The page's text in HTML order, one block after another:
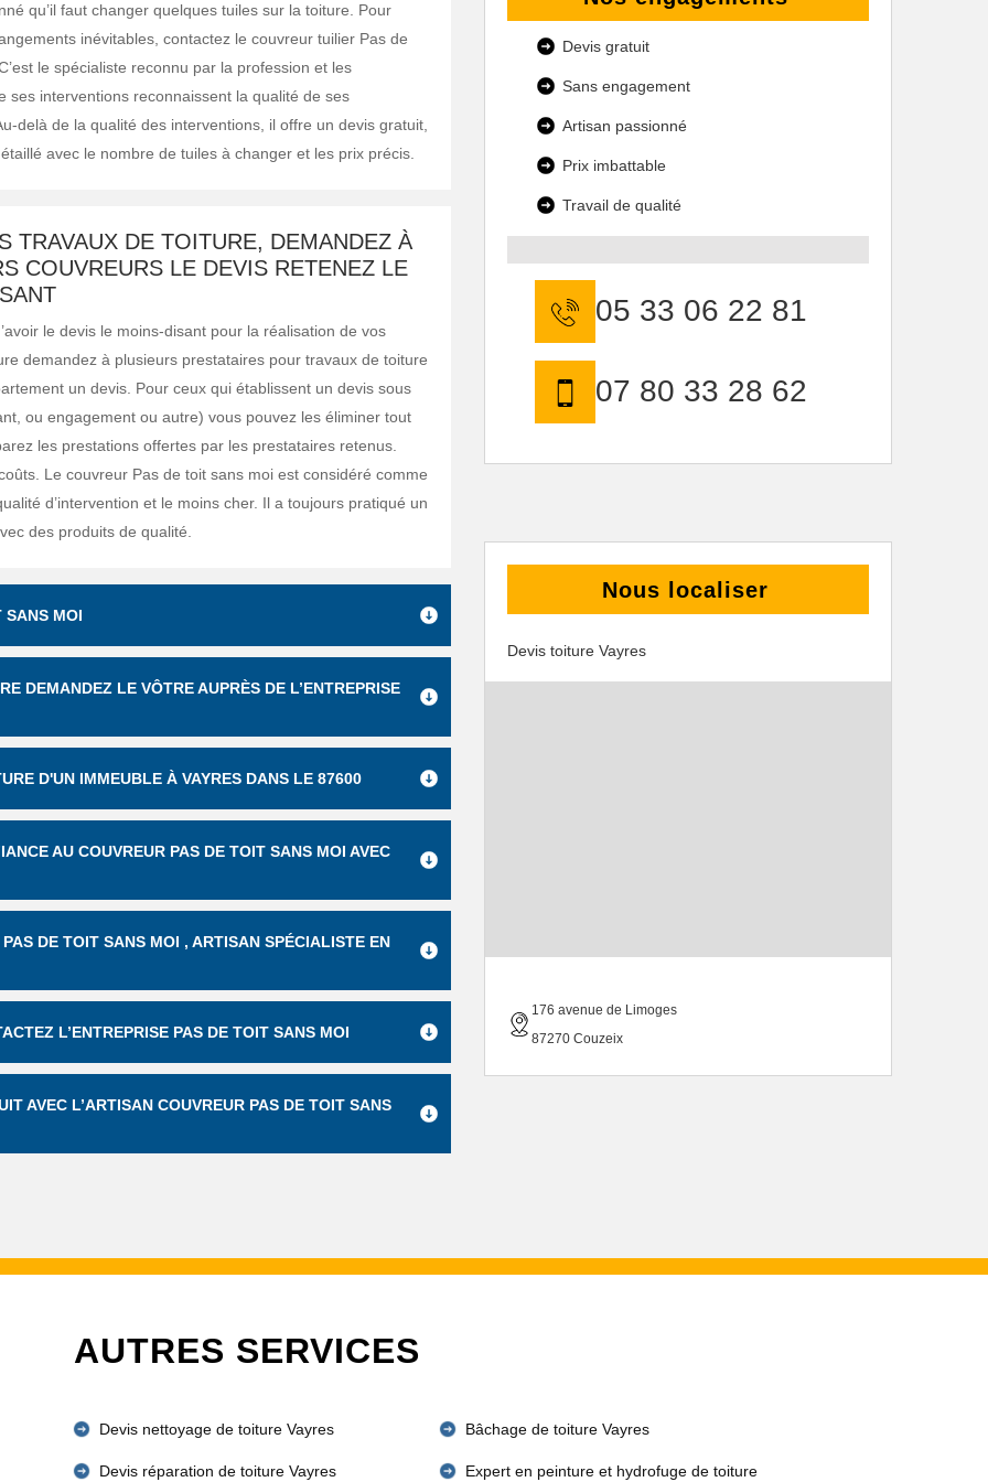
qu’il faut changer quelques tuiles sur la toiture. Pour
inévitables, contactez le couvreur tuilier Pas de
le spécialiste reconnu par la profession et les
ses interventions reconnaissent la qualité de ses
delà de la qualité des interventions, il offre un devis gratuit,
avec le nombre de tuiles à changer et les prix précis.
TRAVAUX DE TOITURE, DEMANDEZ À
COUVREURS LE DEVIS RETENEZ LE
le devis le moins-disant pour la réalisation de vos
demandez à plusieurs prestataires pour travaux de toiture
un devis. Pour ceux qui établissent un devis sous
ou engagement ou autre) vous pouvez les éliminer tout
les prestations offertes par les prestataires retenus.
Le couvreur Pas de toit sans moi est considéré comme
d’intervention et le moins cher. Il a toujours pratiqué un
des produits de qualité.
SANS MOI
DEMANDEZ LE VÔTRE AUPRÈS DE L’ENTREPRISE
D'UN IMMEUBLE À VAYRES DANS LE 87600
AU COUVREUR PAS DE TOIT SANS MOI AVEC
DE TOIT SANS MOI , ARTISAN SPÉCIALISTE EN
L’ENTREPRISE PAS DE TOIT SANS MOI
AVEC L’ARTISAN COUVREUR PAS DE TOIT SANS
Devis gratuit
Sans engagement
Artisan passionné
Prix imbattable
Travail de qualité
05 33 06 22 81
07 80 33 28 62
Nous localiser
Devis toiture Vayres
176 avenue de Limoges
87270 Couzeix
AUTRES SERVICES
Devis nettoyage de toiture Vayres
Devis réparation de toiture Vayres
Bâchage de toiture Vayres
Expert en peinture et hydrofuge de toiture